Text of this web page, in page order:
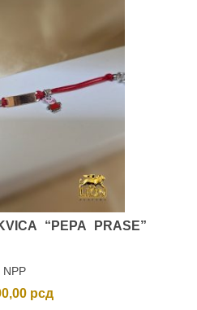
“PEPA PRASE”
NPP
рсд